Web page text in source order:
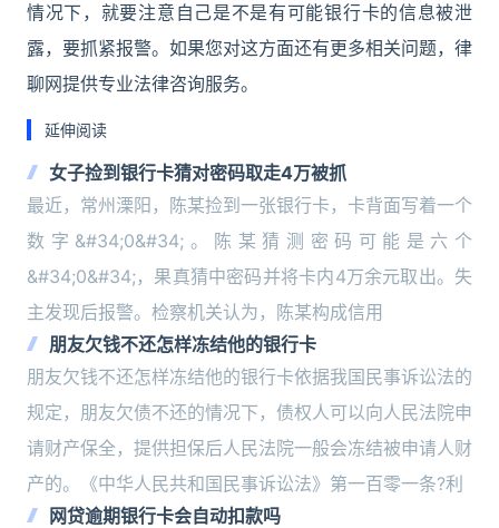
情况下，就要注意自己是不是有可能银行卡的信息被泄
露，要抓紧报警。如果您对这方面还有更多相关问题，律
聊网提供专业法律咨询服务。
延伸阅读
女子捡到银行卡猜对密码取走4万被抓
最近，常州溧阳，陈某捡到一张银行卡，卡背面写着一个
数字&#34;0&#34;。陈某猜测密码可能是六个
&#34;0&#34;，果真猜中密码并将卡内4万余元取出。失
主发现后报警。检察机关认为，陈某构成信用
朋友欠钱不还怎样冻结他的银行卡
朋友欠钱不还怎样冻结他的银行卡依据我国民事诉讼法的
规定，朋友欠债不还的情况下，债权人可以向人民法院申
请财产保全，提供担保后人民法院一般会冻结被申请人财
产的。《中华人民共和国民事诉讼法》第一百零一条?利
网贷逾期银行卡会自动扣款吗